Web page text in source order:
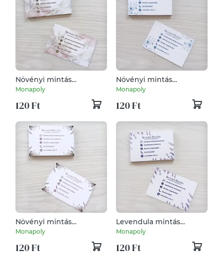
Növényi mintás
névjegykártya
Monapoly
120 Ft
Növényi mintás
névjegykártya
Monapoly
120 Ft
Növényi mintás
névjegykártya
Monapoly
120 Ft
Levendula mintás
névjegykártya
Monapoly
120 Ft